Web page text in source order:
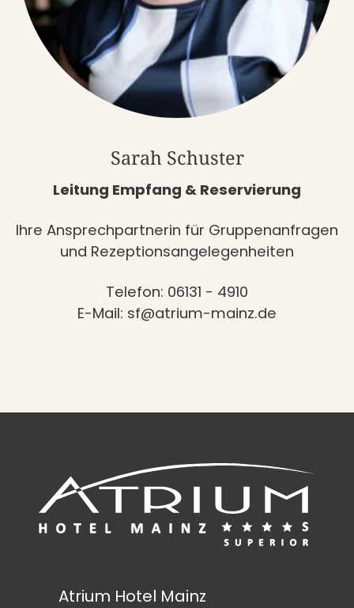
Sarah Schuster
Leitung Empfang & Reservierung
Ihre Ansprechpartnerin für Gruppenanfragen
und Rezeptionsangelegenheiten
Telefon: 06131 - 4910
E-Mail: sf@atrium-mainz.de
Atrium Hotel Mainz